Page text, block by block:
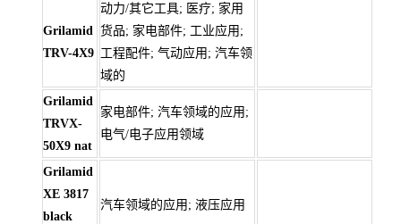
Grilamid
TRV-4X9
动力/其它工具; 医疗; 家用
货品; 家电部件; 工业应用;
工程配件; 气动应用; 汽车领
域的
Grilamid
TRVX-
50X9 nat
家电部件; 汽车领域的应用;
电气/电子应用领域
Grilamid
XE 3817
black
汽车领域的应用; 液压应用